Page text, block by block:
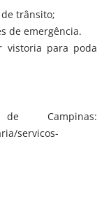
trânsito;
de emergência.
vistoria para poda
Campinas:
servicos-